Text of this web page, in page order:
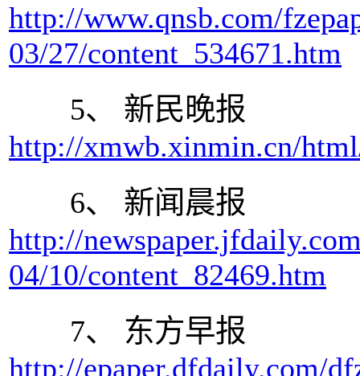
http://www.qnsb.com/
03/27/content_534671.htm
5、 新民晚报
http://xmwb.xinmin.cn/
6、 新闻晨报
http://
04/10/content_82469.htm
7、 东方早报
http://epaper.dfdaily.com/